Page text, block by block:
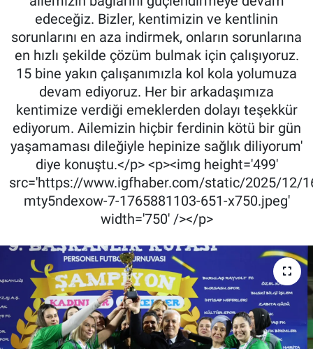
edeceğiz. Bizler, kentimizin ve kentlinin
sorunlarını en aza indirmek, onların sorunlarına
en hızlı şekilde çözüm bulmak için çalışıyoruz.
15 bine yakın çalışanımızla kol kola yolumuza
devam ediyoruz. Her bir arkadaşımıza
kentimize verdiği emeklerden dolayı teşekkür
ediyorum. Ailemizin hiçbir ferdinin kötü bir gün
yaşamaması dileğiyle hepinize sağlık diliyorum'
diye konuştu.</p> <p><img height='499'
src='https://www.igfhaber.com/static/2025/12/
mty5ndexow-7-1765881103-651-x750.jpeg'
width='750' /></p>